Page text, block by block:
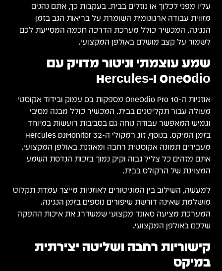
עליו מפני לכלוך או נוזלים בבית. בעקבות כך, אתם נהנים
מזווית עבודה ארגונומית השומרת על בריאות הגב בזמן
הנגינה. המכשיר כולל מערכת הדרכה חכמה המסייעת לכם
לשמור על קצב מושלם באולפן המקצועי.
שמע עוצמתי וניטור מדויק עם
OneOdio ו-Hercules
אוזניות ה-OneOdio Pro 10 מספקות בס עמוק ובידוד אקוסטי
מעולה עבור תקליטנים בבית. המכשיר כולל מבנה מסיבי
וגמיש המאפשר עבודה נוחה גם בסביבות רועשות במיוחד
בזמן המיקס. בנוסף, זוג רמקולי ה-Hercules DJMonitor 32
מעבירים תמונה אקוסטית רחבה ומאוזנת באולפן המקצועי.
אתם מזהים כל צליל גבוה וקיק נמוך בזכות הנדסת השמע
המצוינת של הרקולס בבית.
למעשה, השילוב בין המוניטורים לאוזניות מייצר עמדת תקלוט
מושלמת שאינה דורשת שיפורים נוספים בזמן הנגינה.
המערכת מציעה סאונד מקצועי שמשדרג את איכות ההפקה
שלכם באולפן המקצועי.
קישוריות רחבה ושליטה יצירתית
במיקס